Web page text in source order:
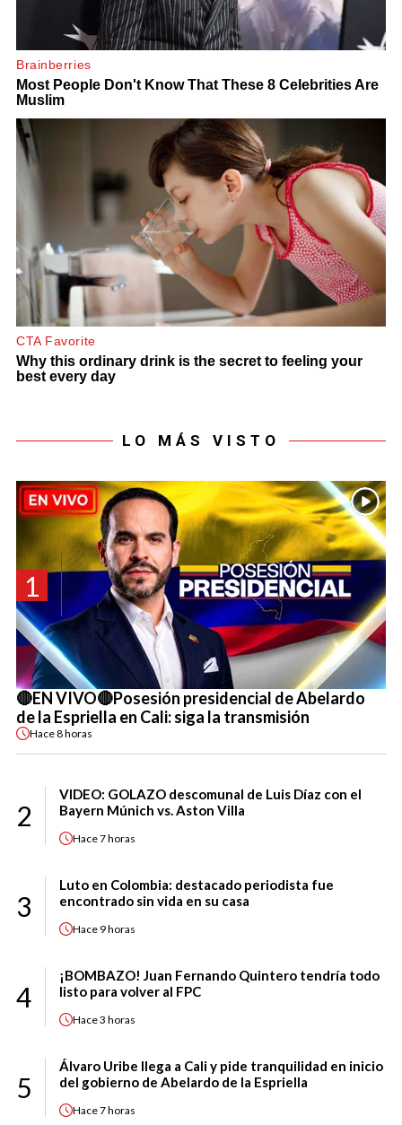
LO MÁS VISTO
1
🔴EN VIVO🔴Posesión presidencial de Abelardo
de la Espriella en Cali: siga la transmisión
Hace8 horas
2
VIDEO: GOLAZO descomunal de Luis Díaz con el
Bayern Múnich vs. Aston Villa
Hace7 horas
3
Luto en Colombia: destacado periodista fue
encontrado sin vida en su casa
Hace 9 horas
4
¡BOMBAZO! Juan Fernando Quintero tendría todo
listo para volver al FPC
Hace3 horas
5
Álvaro Uribe llega a Cali y pide tranquilidad en inicio
del gobierno de Abelardo de la Espriella
Hace7 horas